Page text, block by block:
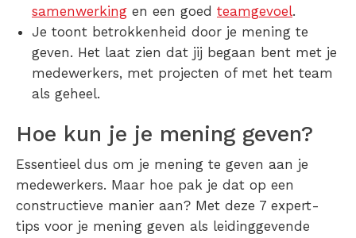
samenwerking en een goed teamgevoel.
Je toont betrokkenheid door je mening te
geven. Het laat zien dat jij begaan bent met je
medewerkers, met projecten of met het team
als geheel.
Hoe kun je je mening geven?
Essentieel dus om je mening te geven aan je
medewerkers. Maar hoe pak je dat op een
constructieve manier aan? Met deze 7 expert-
tips voor je mening geven als leidinggevende